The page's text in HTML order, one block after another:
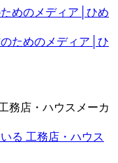
めのメディア│ひめ
務店・ハウスメーカ
る 工務店・ハウス